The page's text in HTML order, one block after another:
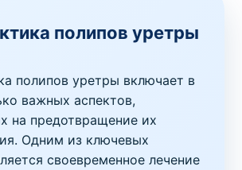
полипов уретры
полипов уретры включает в
важных аспектов,
на предотвращение их
Одним из ключевых
своевременное лечение